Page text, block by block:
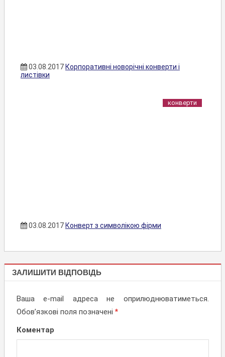
03.08.2017 Корпоративні новорічні конверти і
листівки
конверти
03.08.2017 Конверт з символікою фірми
КОНВЕРТИ
ЗАЛИШИТИ ВІДПОВІДЬ
Ваша e-mail адреса не оприлюднюватиметься.
Обов’язкові поля позначені *
Коментар